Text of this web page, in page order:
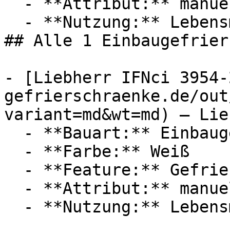
## Alle 1
- [Liebherr IFNci
gefrierschraenke.de/
variant=md&wt=md) —